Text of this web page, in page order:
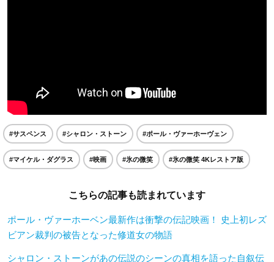
#サスペンス #シャロン・ストーン #ポール・ヴァーホーヴェン
#マイケル・ダグラス #映画 #氷の微笑 #氷の微笑 4Kレストア版
こちらの記事も読まれています
ポール・ヴァーホーベン最新作は衝撃の伝記映画！ 史上初レズ
ビアン裁判の被告となった修道女の物語
シャロン・ストーンがあの伝説のシーンの真相を語った自叙伝